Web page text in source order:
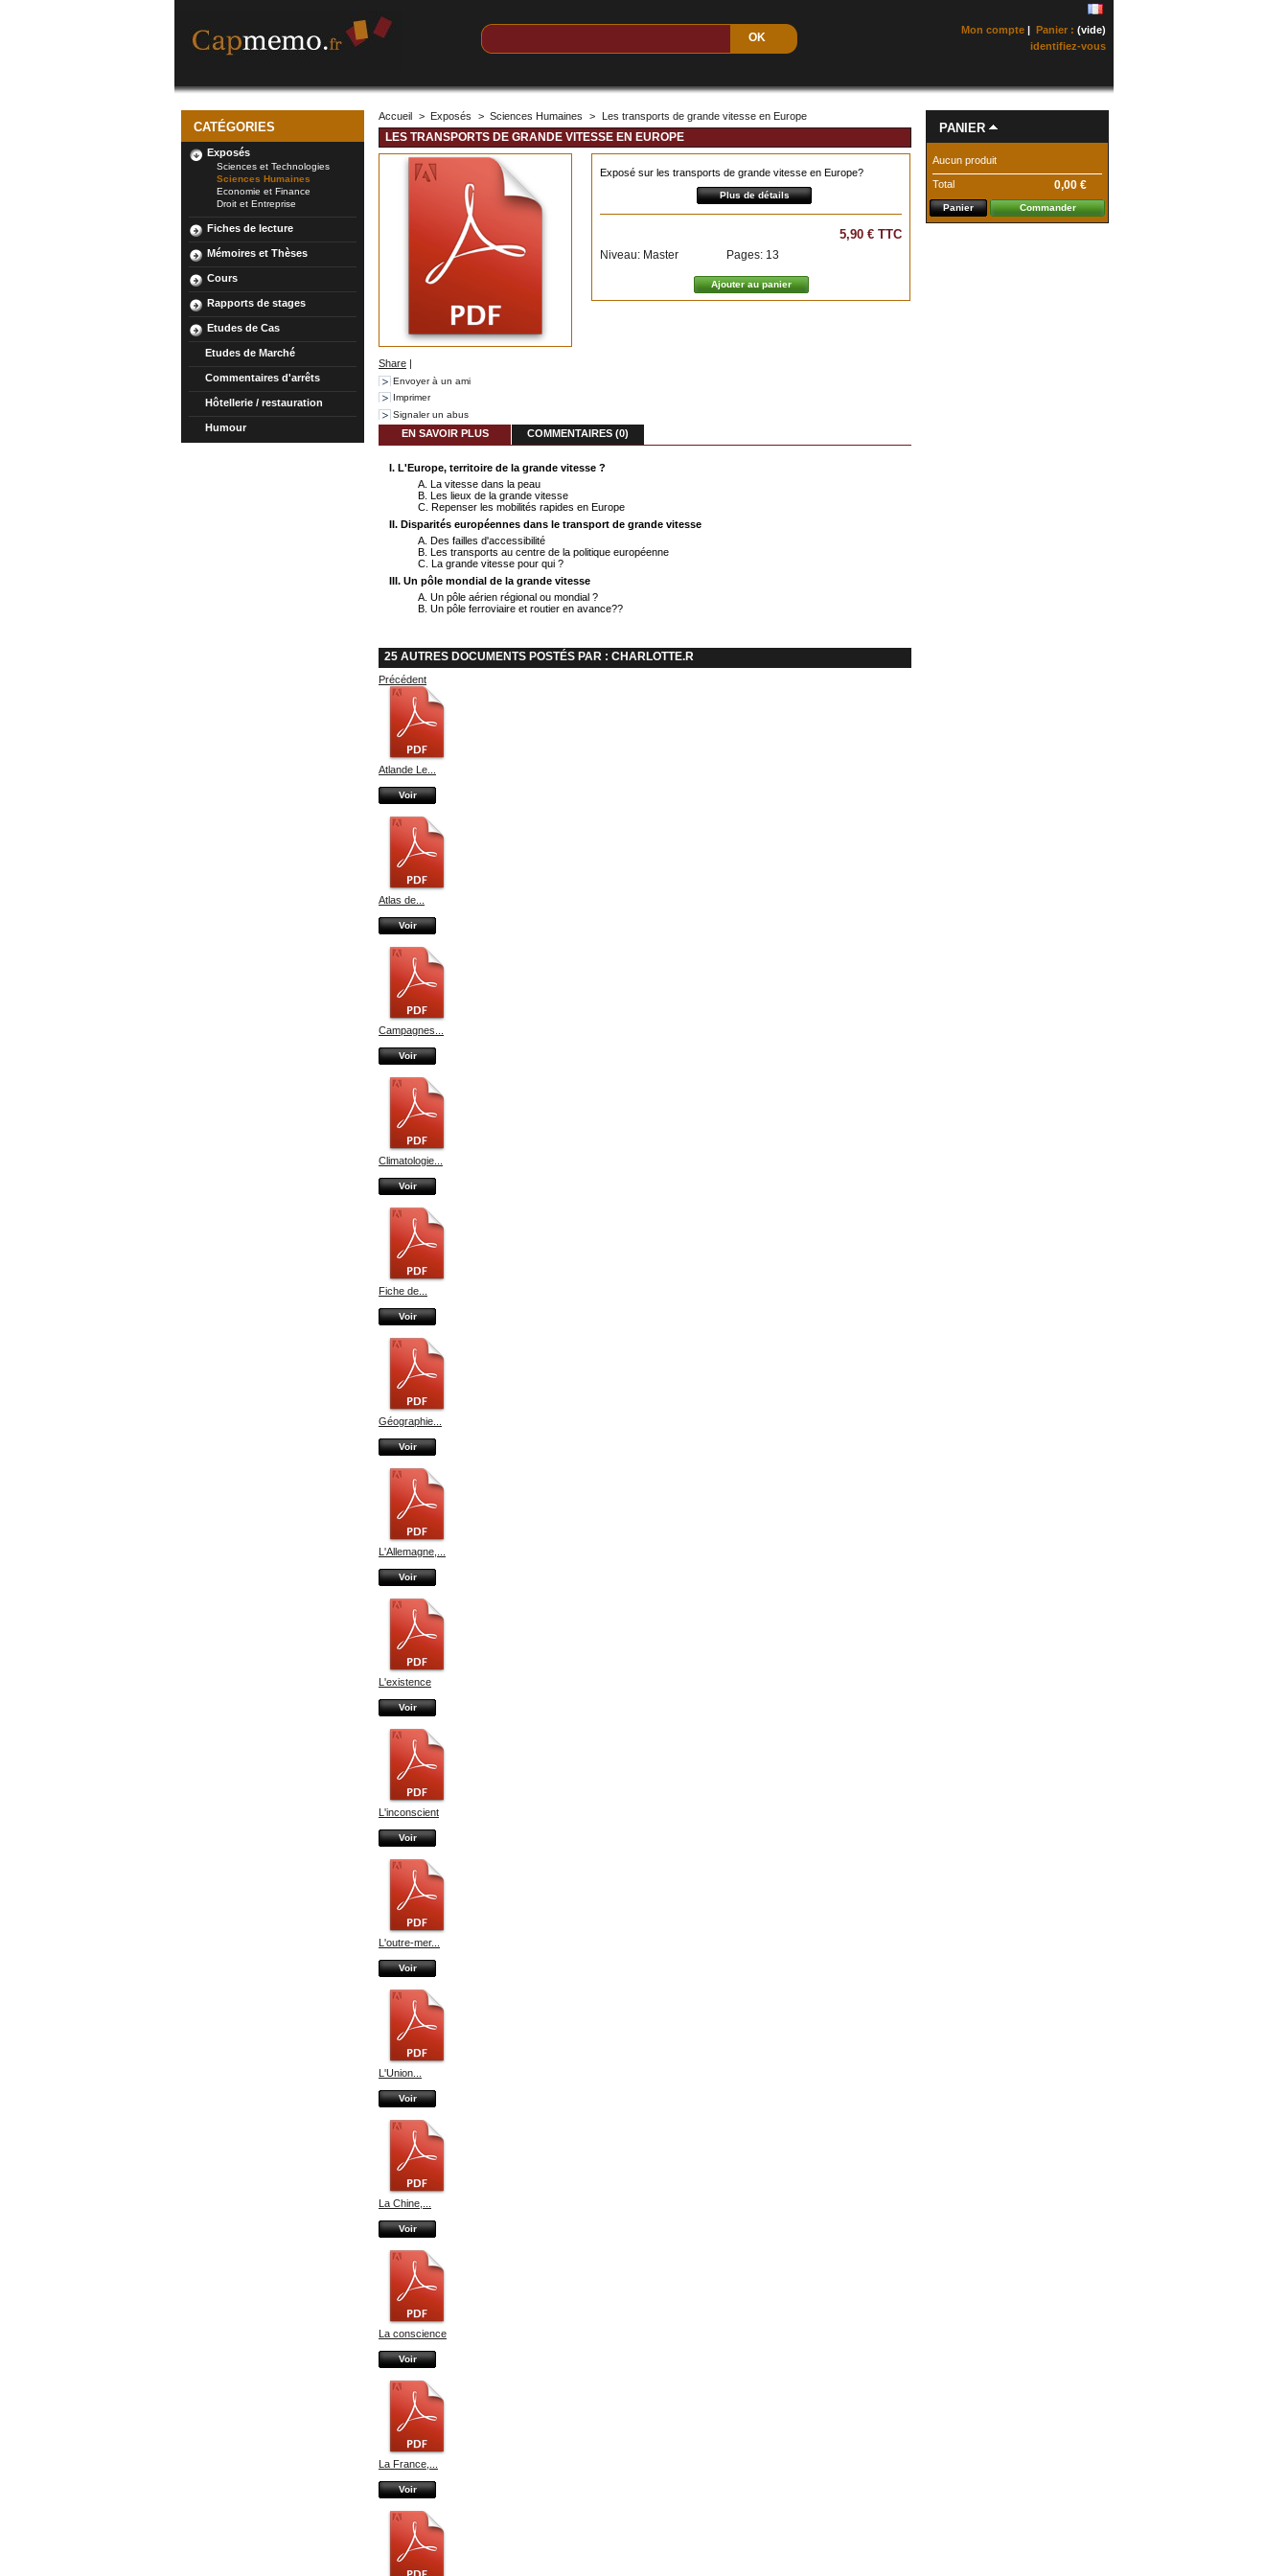
Mon compte | Panier : (vide)
identifiez-vous
CATÉGORIES
Exposés
Sciences et Technologies
Sciences Humaines
Economie et Finance
Droit et Entreprise
Fiches de lecture
Mémoires et Thèses
Cours
Rapports de stages
Etudes de Cas
Etudes de Marché
Commentaires d'arrêts
Hôtellerie / restauration
Humour
Accueil > Exposés > Sciences Humaines > Les transports de grande vitesse en Europe
LES TRANSPORTS DE GRANDE VITESSE EN EUROPE
Share |
Envoyer à un ami
Imprimer
Signaler un abus
Exposé sur les transports de grande vitesse en Europe?
Plus de détails
5,90 € TTC
Niveau: Master
Pages: 13
EN SAVOIR PLUS COMMENTAIRES (0)
I. L'Europe, territoire de la grande vitesse ?
A. La vitesse dans la peau
B. Les lieux de la grande vitesse
C. Repenser les mobilités rapides en Europe
II. Disparités européennes dans le transport de grande vitesse
A. Des failles d'accessibilité
B. Les transports au centre de la politique européenne
C. La grande vitesse pour qui ?
III. Un pôle mondial de la grande vitesse
A. Un pôle aérien régional ou mondial ?
B. Un pôle ferroviaire et routier en avance??
25 AUTRES DOCUMENTS POSTÉS PAR : CHARLOTTE.R
Précédent
Atlande Le...
Voir
Atlas de...
Voir
Campagnes...
Voir
Climatologie...
Voir
Fiche de...
Voir
Géographie...
Voir
L'Allemagne,...
Voir
L'existence
Voir
L'inconscient
Voir
L'outre-mer...
Voir
L'Union...
Voir
La Chine,...
Voir
La conscience
Voir
La France,...
Voir
PANIER
Aucun produit
Total 0,00 €
Panier Commander